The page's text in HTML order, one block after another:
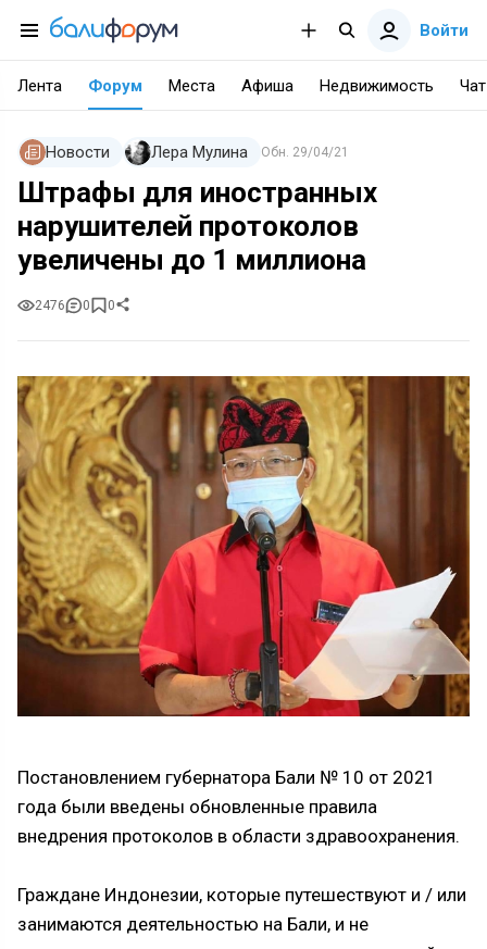
Войти
Лента Форум Места Афиша Недвижимость Чат
Новости Лера Мулина Обн. 29/04/21
Штрафы для иностранных
нарушителей протоколов
увеличены до 1 миллиона
2476 0 0
Постановлением губернатора Бали № 10 от 2021
года были введены обновленные правила
внедрения протоколов в области здравоохранения.
Граждане Индонезии, которые путешествуют и / или
занимаются деятельностью на Бали, и не